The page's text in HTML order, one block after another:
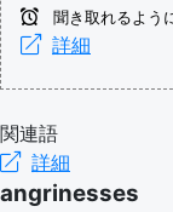
聞き取れるよう
詳細
関連語
詳細
angrinesses